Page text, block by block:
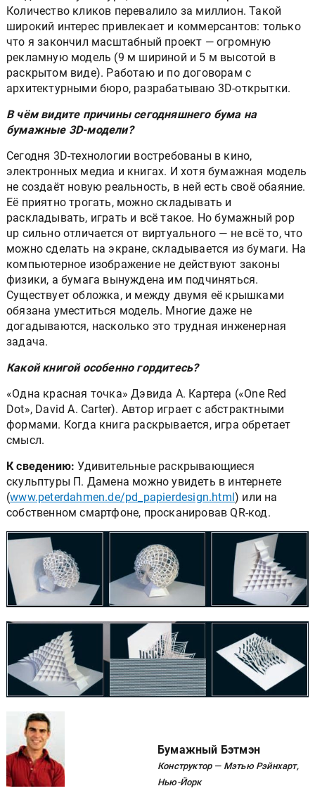
Количество кликов перевалило за миллион. Такой
широкий интерес привлекает и коммерсантов: только
что я закончил масштабный проект — огромную
рекламную модель (9 м шириной и 5 м высотой в
раскрытом виде). Работаю и по договорам с
архитектурными бюро, разрабатываю 3D-открытки.
В чём видите причины сегодняшнего бума на
бумажные 3D-модели?
Сегодня 3D-технологии востребованы в кино,
электронных медиа и книгах. И хотя бумажная модель
не создаёт новую реальность, в ней есть своё обаяние.
Её приятно трогать, можно складывать и
раскладывать, играть и всё такое. Но бумажный pop
up сильно отличается от виртуального — не всё то, что
можно сделать на экране, складывается из бумаги. На
компьютерное изображение не действуют законы
физики, а бумага вынуждена им подчиняться.
Существует обложка, и между двумя её крышками
обязана уместиться модель. Многие даже не
догадываются, насколько это трудная инженерная
задача.
Какой книгой особенно гордитесь?
«Одна красная точка» Дэвида А. Картера («One Red
Dot», David A. Carter). Автор играет с абстрактными
формами. Когда книга раскрывается, игра обретает
смысл.
К сведению: Удивительные раскрывающиеся
скульптуры П. Дамена можно увидеть в интернете
(www.peterdahmen.de/pd_papierdesign.html) или на
собственном смартфоне, просканировав QR-код.
Бумажный Бэтмэн
Конструктор — Мэтью Рэйнхарт,
Нью-Йорк